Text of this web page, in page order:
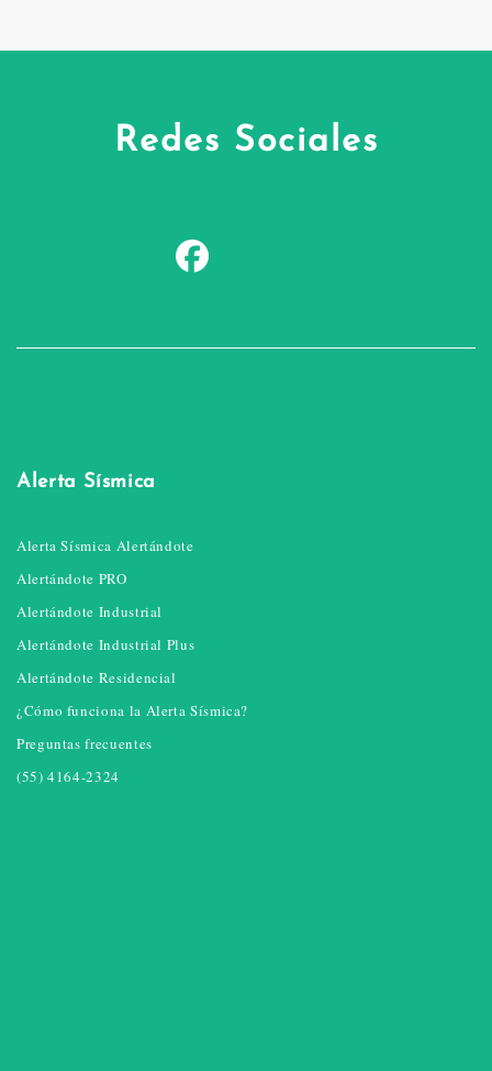
Redes Sociales
Alerta Sísmica
Alerta Sísmica Alertándote
Alertándote PRO
Alertándote Industrial
Alertándote Industrial Plus
Alertándote Residencial
¿Cómo funciona la Alerta Sísmica?
Preguntas frecuentes
(55) 4164-2324